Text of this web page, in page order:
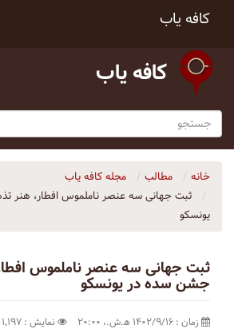
کافه یاب
کافه یاب
خانه مطالب
مجله کافه یاب
ثبت جهانی سه عنصر ناملموس افطار، هنر
یونسکو
ثبت جهانی سه عنصر ناملموس
جشن سده در یونسکو
زمان : ۱۴۰۲/۹/۱۶ ه‍.ش.،‏ ۲۰:۰۰
نمایش : ۱٬۱۹۷ دفعه